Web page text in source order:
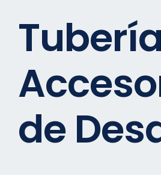
Club ferretero
Marcas
Tienda Virtual
de